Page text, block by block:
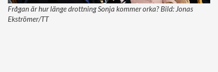
Frågan är hur länge drottning Sonja kommer orka? Bild: Jonas
Ekströmer/TT